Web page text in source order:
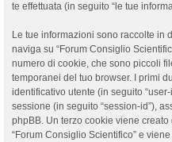
te effettuata (in seguito “le tue
Le tue informazioni sono raccolte in
naviga su “Forum Consiglio
numero di cookie, che sono piccoli
temporanei del tuo browser. I primi
identificativo utente (in seguito
sessione (in seguito “session-id”),
phpBB. Un terzo cookie viene
“Forum Consiglio Scientifico” e